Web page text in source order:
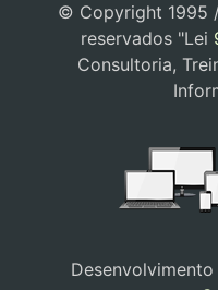
© Copyright 1995
reservados "Lei
Consultoria,
Desenvolvimento